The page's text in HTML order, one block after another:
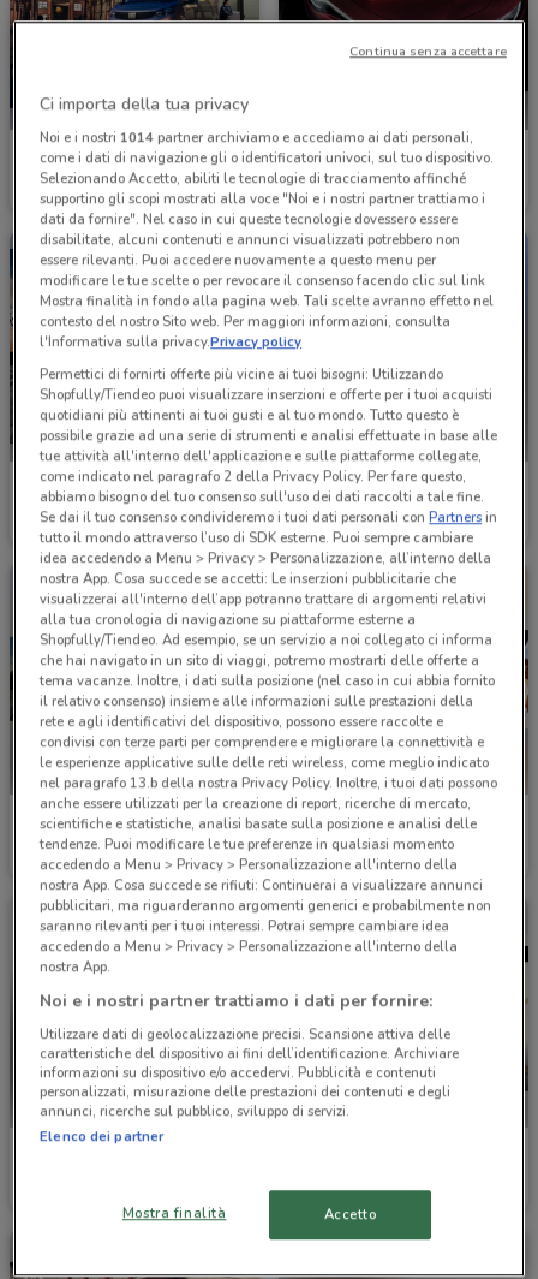
Fiat
3.7 km
Alfa Romeo
3.9 km
Lancia
4.8 km
Euromaster
Scade il 31/12 4.8 km
Euromaster
4.8 km
Renault
Ci importa della tua privacy
Noi e i nostri 1014partner archiviamo e accediamo ai dati personali,
come i dati di navigazione gli o identificatori univoci, sul tuo dispositivo.
Selezionando Accetto, abiliti le tecnologie di tracciamento affinché
supportino gli scopi mostrati alla voce "Noi e i nostri partner trattiamo i
dati da fornire". Nel caso in cui queste tecnologie dovessero essere
disabilitate, alcuni contenuti e annunci visualizzati potrebbero non
essere rilevanti. Puoi accedere nuovamente a questo menu per
modificare le tue scelte o per revocare il consenso facendo clic sul link
Mostra finalità in fondo alla pagina web. Tali scelte avranno effetto nel
contesto del nostro Sito web. Per maggiori informazioni, consulta
l'Informativa sulla privacy.Privacy policy
Permettici di fornirti offerte più vicine ai tuoi bisogni: Utilizzando
Shopfully/Tiendeo puoi visualizzare inserzioni e offerte per i tuoi acquisti
quotidiani più attinenti ai tuoi gusti e al tuo mondo. Tutto questo è
possibile grazie ad una serie di strumenti e analisi effettuate in base alle
tue attività all'interno dell'applicazione e sulle piattaforme collegate,
come indicato nel paragrafo 2 della Privacy Policy. Per fare questo,
abbiamo bisogno del tuo consenso sull'uso dei dati raccolti a tale fine.
Se dai il tuo consenso condivideremo i tuoi dati personali conPartnersin
tutto il mondo attraverso l’uso di SDK esterne. Puoi sempre cambiare
idea accedendo a Menu > Privacy > Personalizzazione, all’interno della
nostra App. Cosa succede se accetti: Le inserzioni pubblicitarie che
visualizzerai all'interno dell’app potranno trattare di argomenti relativi
alla tua cronologia di navigazione su piattaforme esterne a
Shopfully/Tiendeo. Ad esempio, se un servizio a noi collegato ci informa
che hai navigato in un sito di viaggi, potremo mostrarti delle offerte a
tema vacanze. Inoltre, i dati sulla posizione (nel caso in cui abbia fornito
il relativo consenso) insieme alle informazioni sulle prestazioni della
rete e agli identificativi del dispositivo, possono essere raccolte e
condivisi con terze parti per comprendere e migliorare la connettività e
le esperienze applicative sulle delle reti wireless, come meglio indicato
nel paragrafo 13.b della nostra Privacy Policy. Inoltre, i tuoi dati possono
anche essere utilizzati per la creazione di report, ricerche di mercato,
scientifiche e statistiche, analisi basate sulla posizione e analisi delle
tendenze. Puoi modificare le tue preferenze in qualsiasi momento
accedendo a Menu > Privacy > Personalizzazione all'interno della
nostra App. Cosa succede se rifiuti: Continuerai a visualizzare annunci
pubblicitari, ma riguarderanno argomenti generici e probabilmente non
saranno rilevanti per i tuoi interessi. Potrai sempre cambiare idea
accedendo a Menu > Privacy > Personalizzazione all'interno della
nostra App.
Noi e i nostri partner trattiamo i dati per fornire:
Utilizzare dati di geolocalizzazione precisi. Scansione attiva delle
caratteristiche del dispositivo ai fini dell’identificazione. Archiviare
informazioni su dispositivo e/o accedervi. Pubblicità e contenuti
personalizzati, misurazione delle prestazioni dei contenuti e degli
annunci, ricerche sul pubblico, sviluppo di servizi.
Elenco dei partner
Mostra finalità Accetto
Continua senza accettare